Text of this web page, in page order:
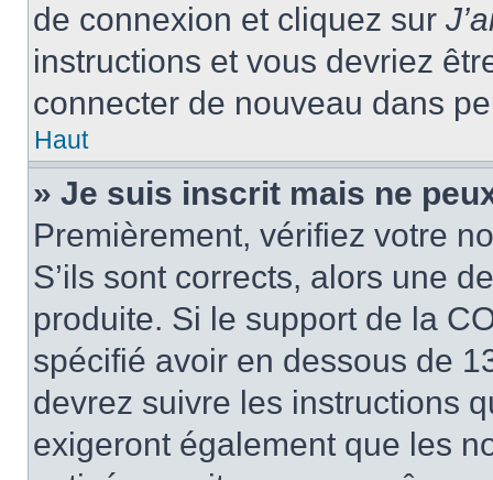
de connexion et cliquez sur
instructions et vous devriez
connecter de nouveau dans
Haut
» Je suis inscrit mais ne
Premièrement, vérifiez votre
S’ils sont corrects, alors une
produite. Si le support de la
spécifié avoir en dessous de
devrez suivre les instructions
exigeront également que les